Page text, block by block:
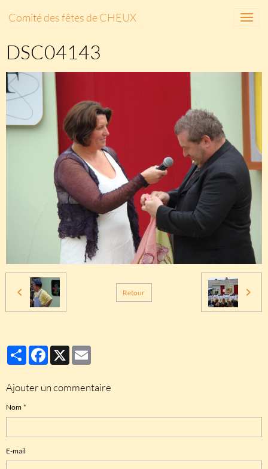
Comité des fêtes de CHEUX
DSC04143
Retour
PartagerFacebook
X
Ajouter un commentaire
Nom
E-mail